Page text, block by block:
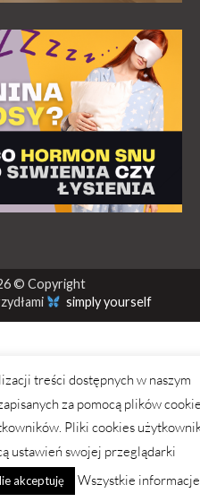
© Copyright
simply yourself
treści dostępnych w naszym
za pomocą plików
Pliki cookies
ustawień swojej przeglądarki
akceptuję
Wszystkie informacje